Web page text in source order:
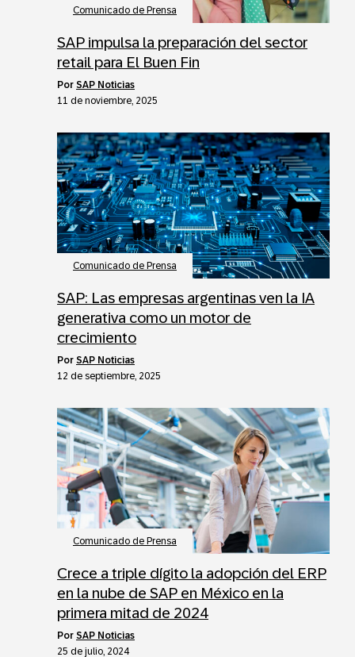
Comunicado de Prensa
SAP impulsa la preparación del sector
retail para El Buen Fin
por SAP Noticias
11 de noviembre, 2025
Comunicado de Prensa
SAP: Las empresas argentinas ven la IA
generativa como un motor de
crecimiento
por SAP Noticias
12 de septiembre, 2025
Comunicado de Prensa
Crece a triple dígito la adopción del ERP
en la nube de SAP en México en la
primera mitad de 2024
por SAP Noticias
25 de julio, 2024